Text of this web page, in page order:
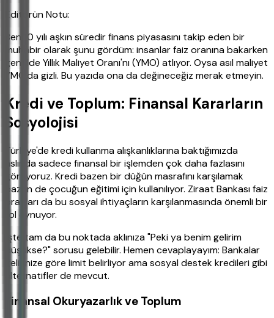
Editörün Notu:
Ben 10 yılı aşkın süredir finans piyasasını takip eden bir
muhabir olarak şunu gördüm: insanlar faiz oranına bakarken
genelde Yıllık Maliyet Oranı'nı (YMO) atlıyor. Oysa asıl maliyet
YMO'da gizli. Bu yazıda ona da değineceğiz merak etmeyin.
Kredi ve Toplum: Finansal Kararların
Sosyolojisi
Türkiye'de kredi kullanma alışkanlıklarına baktığımızda
aslında sadece finansal bir işlemden çok daha fazlasını
görüyoruz. Kredi bazen bir düğün masrafını karşılamak
bazen de çocuğun eğitimi için kullanılıyor. Ziraat Bankası faiz
oranları da bu sosyal ihtiyaçların karşılanmasında önemli bir
rol oynuyor.
İşte tam da bu noktada aklınıza "Peki ya benim gelirim
düşükse?" sorusu gelebilir. Hemen cevaplayayım: Bankalar
gelirinize göre limit belirliyor ama sosyal destek kredileri gibi
alternatifler de mevcut.
Finansal Okuryazarlık ve Toplum